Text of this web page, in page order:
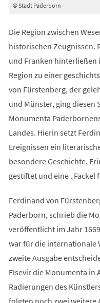
© Stadt Paderborn
Die Region zwischen
historischen Zeugnissen.
und Franken hinterließen
Region zu einer
von Fürstenberg, der
und Münster, ging diesen
Monumenta
Landes. Hierin setzt
Ereignissen ein
besondere Geschichte.
gestiftet und eine
Ferdinand von
Paderborn, schrieb die
veröffentlicht im Jahr
war für die internationale
zweite Ausgabe
Elsevir die Monumenta in
Radierungen des